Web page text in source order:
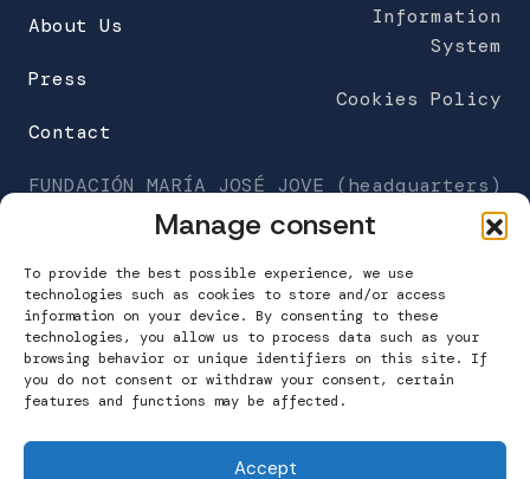
Manage consent
To provide the best possible experience, we use
technologies such as cookies to store and/or access
information on your device. By consenting to these
technologies, you allow us to process data such as your
browsing behavior or unique identifiers on this site. If
you do not consent or withdraw your consent, certain
features and functions may be affected.
Accept
About Us
Press
Contact
Information
System
Cookies Policy
FUNDACIÓN MARÍA JOSÉ JOVE (headquarters)
C/Galileo Galilei 6
Work Center Building
A Grela. 15008 A Coruña
T. 981 160 265
info@fundacionmariajosejove.org
Contact